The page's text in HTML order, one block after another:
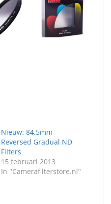
Nieuw: 84.5mm
Reversed Gradual ND
Filters
15 februari 2013
In "Camerafilterstore.nl"